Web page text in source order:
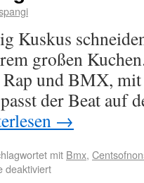
Kuskus
großen
und BMX,
der Beat auf
→
mit Bmx,
deaktiviert